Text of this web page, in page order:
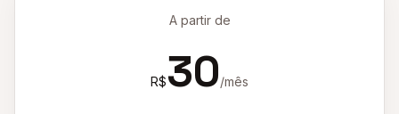
A partir de
R$30/mês